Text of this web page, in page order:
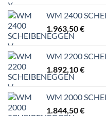
WM 2400
1.963,50€
WM 2200
1.892,10€
WM 2000
1.844,50€